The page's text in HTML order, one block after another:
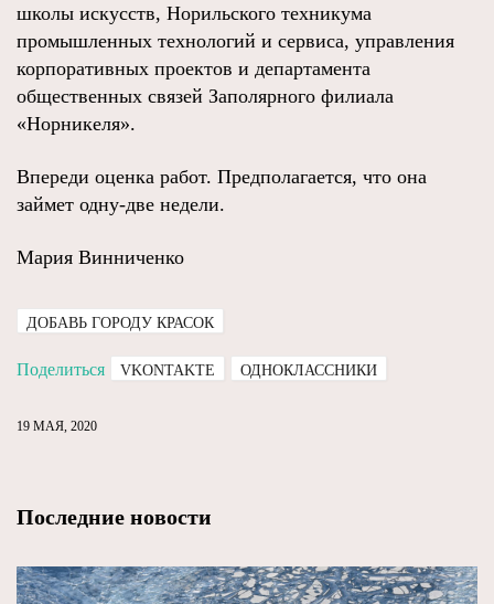
школы искусств, Норильского техникума
промышленных технологий и сервиса, управления
корпоративных проектов и департамента
общественных связей Заполярного филиала
«Норникеля».
Впереди оценка работ. Предполагается, что она
займет одну-две недели.
Мария Винниченко
ДОБАВЬ ГОРОДУ КРАСОК
Поделиться VKONTAKTE ОДНОКЛАССНИКИ
19 МАЯ, 2020
Последние новости